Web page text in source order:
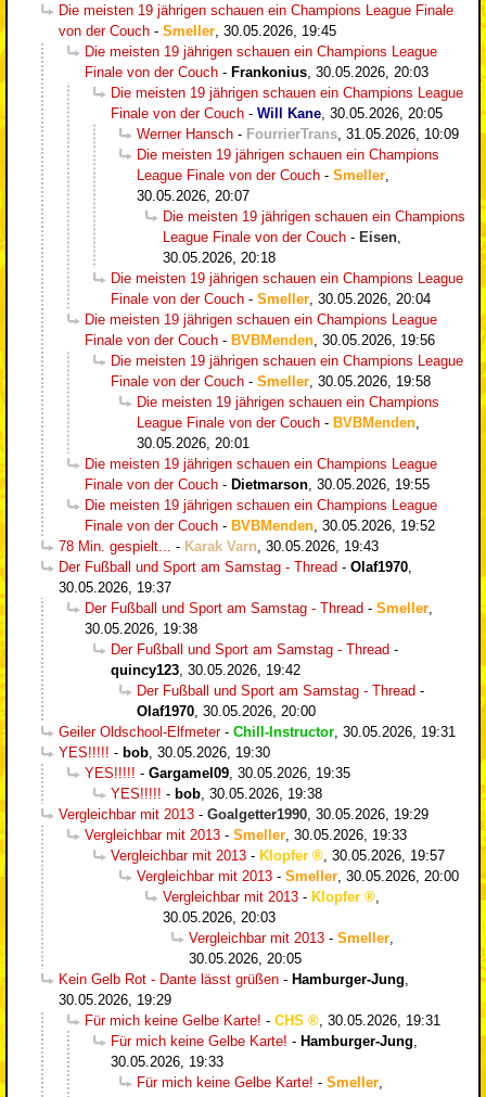
Die meisten 19 jährigen schauen ein Champions League Finale
von der Couch - Smeller 30.05.2026, 19:45
Die meisten 19 jährigen schauen ein Champions League
Finale von der Couch - Frankonius 30.05.2026, 20:03
Die meisten 19 jährigen schauen ein Champions League
Finale von der Couch - Will Kane 30.05.2026, 20:05
Werner Hansch - FourrierTrans 31.05.2026, 10:09
Die meisten 19 jährigen schauen ein Champions
League Finale von der Couch - Smeller
30.05.2026, 20:07
Die meisten 19 jährigen schauen ein Champions
League Finale von der Couch - Eisen
30.05.2026, 20:18
Die meisten 19 jährigen schauen ein Champions League
Finale von der Couch - Smeller 30.05.2026, 20:04
Die meisten 19 jährigen schauen ein Champions League
Finale von der Couch - BVBMenden 30.05.2026, 19:56
Die meisten 19 jährigen schauen ein Champions League
Finale von der Couch - Smeller 30.05.2026, 19:58
Die meisten 19 jährigen schauen ein Champions
League Finale von der Couch - BVBMenden
30.05.2026, 20:01
Die meisten 19 jährigen schauen ein Champions League
Finale von der Couch - Dietmarson 30.05.2026, 19:55
Die meisten 19 jährigen schauen ein Champions League
Finale von der Couch - BVBMenden 30.05.2026, 19:52
78 Min. gespielt...
- Karak Varn 30.05.2026, 19:43
Der Fußball und Sport am Samstag - Thread - Olaf1970
30.05.2026, 19:37
Der Fußball und Sport am Samstag - Thread - Smeller
30.05.2026, 19:38
Der Fußball und Sport am Samstag - Thread -
quincy123 30.05.2026, 19:42
Der Fußball und Sport am Samstag - Thread -
Olaf1970 30.05.2026, 20:00
Geiler Oldschool-Elfmeter- Chill-Instructor 30.05.2026, 19:31
YES!!!!! - bob 30.05.2026, 19:30
YES!!!!! - Gargamel09 30.05.2026, 19:35
YES!!!!! - bob 30.05.2026, 19:38
Vergleichbar mit 2013 - Goalgetter1990 30.05.2026, 19:29
Vergleichbar mit 2013 - Smeller 30.05.2026, 19:33
Vergleichbar mit 2013 - Klopfer
30.05.2026, 19:57
Vergleichbar mit 2013 - Smeller 30.05.2026, 20:00
Vergleichbar mit 2013 - Klopfer
30.05.2026, 20:03
Vergleichbar mit 2013 - Smeller
30.05.2026, 20:05
Kein Gelb Rot - Dante lässt grüßen - Hamburger-Jung
30.05.2026, 19:29
Für mich keine Gelbe Karte! - CHS
30.05.2026, 19:31
Für mich keine Gelbe Karte! - Hamburger-Jung
30.05.2026, 19:33
Für mich keine Gelbe Karte! - Smeller